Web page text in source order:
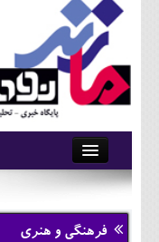
آرشیو
تماس با ما
فرهنگی و هنری